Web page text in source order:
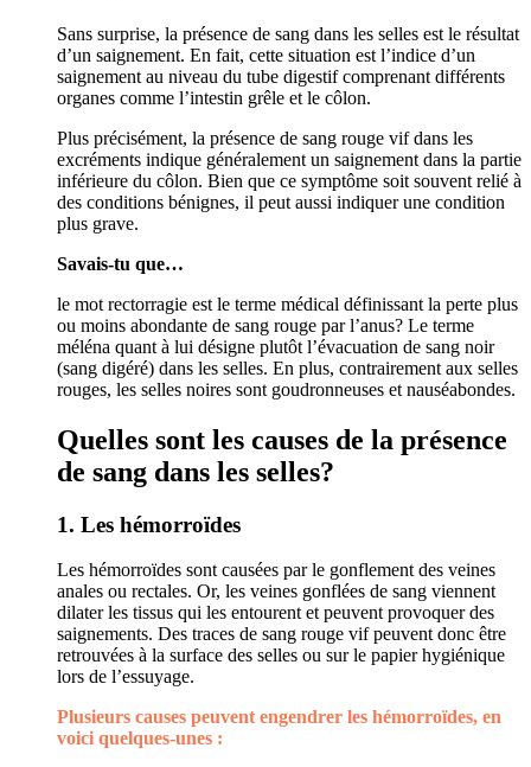
Sans surprise, la présence de sang dans les selles est le résultat
d’un saignement. En fait, cette situation est l’indice d’un
saignement au niveau du tube digestif comprenant différents
organes comme l’intestin grêle et le côlon.
Plus précisément, la présence de sang rouge vif dans les
excréments indique généralement un saignement dans la partie
inférieure du côlon. Bien que ce symptôme soit souvent relié à
des conditions bénignes, il peut aussi indiquer une condition
plus grave.
Savais-tu que…
le mot rectorragie est le terme médical définissant la perte plus
ou moins abondante de sang rouge par l’anus? Le terme
méléna quant à lui désigne plutôt l’évacuation de sang noir
(sang digéré) dans les selles. En plus, contrairement aux selles
rouges, les selles noires sont goudronneuses et nauséabondes.
Quelles sont les causes de la présence
de sang dans les selles?
1. Les hémorroïdes
Les hémorroïdes sont causées par le gonflement des veines
anales ou rectales. Or, les veines gonflées de sang viennent
dilater les tissus qui les entourent et peuvent provoquer des
saignements. Des traces de sang rouge vif peuvent donc être
retrouvées à la surface des selles ou sur le papier hygiénique
lors de l’essuyage.
Plusieurs causes peuvent engendrer les hémorroïdes, en
voici quelques-unes :